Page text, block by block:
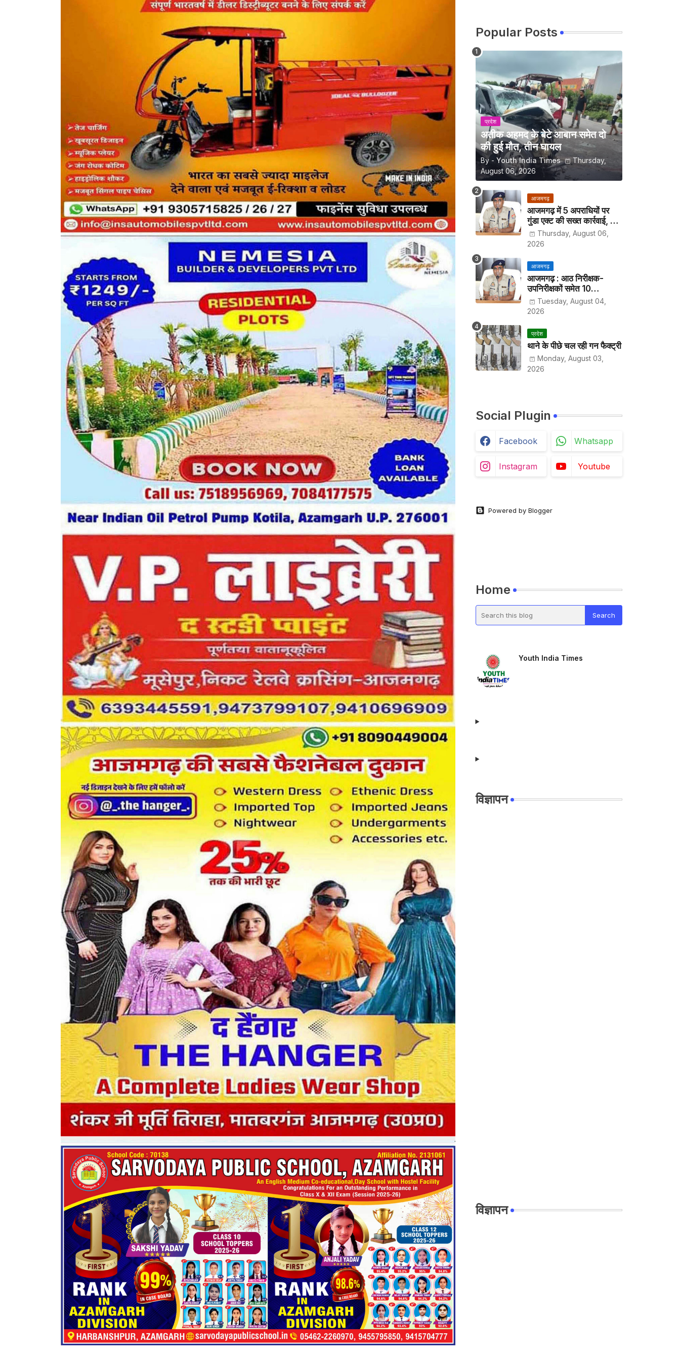
Popular Posts
प्रदेश
अतीक अहमद के बेटे आबान समेत दो
की हुई मौत, तीन घायल
By - Youth India Times
Thursday,
August 06, 2026
आजमगढ़
आजमगढ़ में 5 अपराधियों पर
गुंडा एक्ट की सख्त कार्रवाई, अब
हर पखवाड़े थाने में लगानी होगी
हाजिरी
Thursday, August 06,
2026
आजमगढ़
आजमगढ़ : आठ निरीक्षक-
उपनिरीक्षकों समेत 10
अधिकारियों के तबादले
Tuesday, August 04,
2026
प्रदेश
थाने के पीछे चल रही गन फैक्ट्री
Monday, August 03,
2026
Social Plugin
Facebook Whatsapp
Instagram Youtube
Powered by Blogger
Home
Youth India Times
विज्ञापन
विज्ञापन